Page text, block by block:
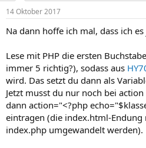
14 Oktober 2017
Na dann hoffe ich mal, dass ich
Lese mit PHP die ersten
immer 5 richtig?), sodass aus
wird. Das setzt du dann als
Jetzt musst du nur noch bei
dann action="<?php
eintragen (die index.html-
index.php umgewandelt werden).